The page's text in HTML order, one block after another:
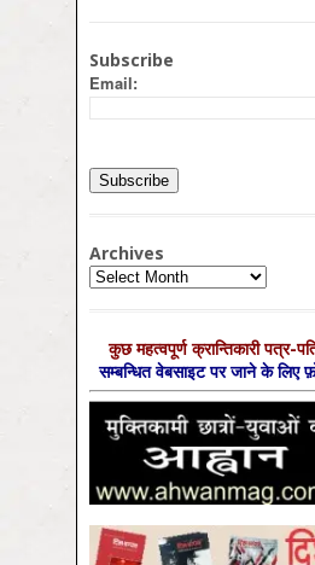
Subscribe
Email:
Archives
Archives
कुछ महत्‍वपूर्ण क्रान्तिकारी पत्र-
सम्‍बन्धित वेबसाइट पर जाने के लिए